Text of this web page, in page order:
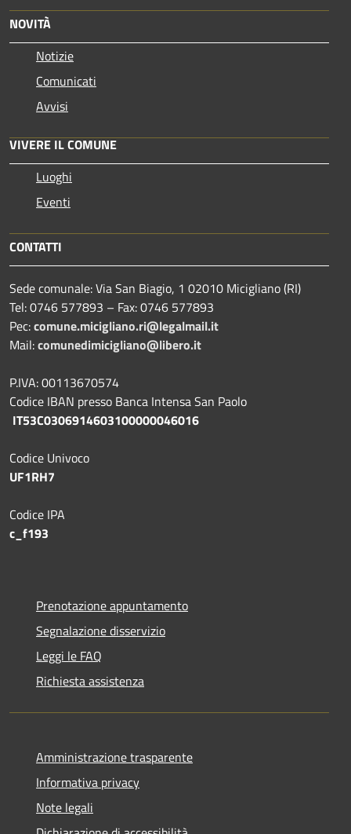
NOVITÀ
Notizie
Comunicati
Avvisi
VIVERE IL COMUNE
Luoghi
Eventi
CONTATTI
Sede comunale: Via San Biagio, 1 02010 Micigliano (RI)
Tel: 0746 577893 – Fax: 0746 577893
Pec:comune.micigliano.ri@legalmail.it
Mail:comunedimicigliano@libero.it
P.IVA: 00113670574
Codice IBAN presso Banca Intensa San Paolo
IT53C0306914603100000046016
Codice Univoco
UF1RH7
Codice IPA
c_f193
Prenotazione appuntamento
Segnalazione disservizio
Leggi le FAQ
Richiesta assistenza
Amministrazione trasparente
Informativa privacy
Note legali